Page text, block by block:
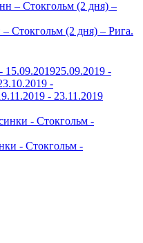
Стокгольм (2 дня) – Рига.
15.09.201925.09.2019 -
-
- 23.11.2019
- Стокгольм -